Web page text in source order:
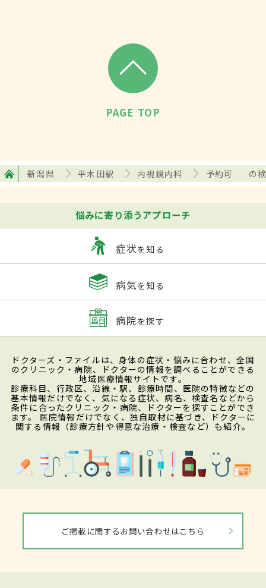
PAGE TOP
新潟県 平木田駅 内視鏡内科 予約可 の
悩みに寄り添うアプローチ
症状を知る
病気を知る
病院を探す
ドクターズ・ファイルは、身体の症状・悩みに合わせ、全国
のクリニック・病院、ドクターの情報を調べることができる
地域医療情報サイトです。
診療科目、行政区、沿線・駅、診療時間、医院の特徴などの
基本情報だけでなく、気になる症状、病名、検査名などから
条件に合ったクリニック・病院、ドクターを探すことができ
ます。 医院情報だけでなく、独自取材に基づき、ドクターに
関する情報（診療方針や得意な治療・検査など）も紹介。
ご掲載に関するお問い合わせはこちら